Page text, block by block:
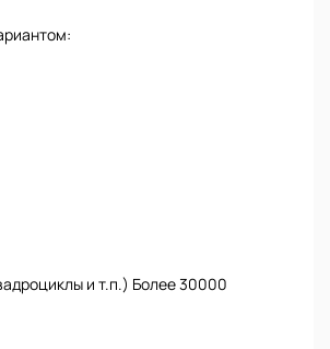
и т.п.) Более 30000